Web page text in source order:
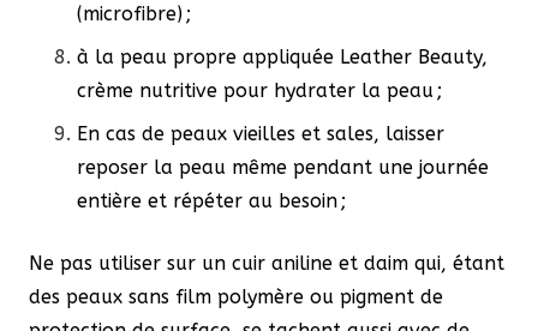
(microfibre) ;
à la peau propre appliquée Leather Beauty,
crème nutritive pour hydrater la peau ;
En cas de peaux vieilles et sales, laisser
reposer la peau même pendant une journée
entière et répéter au besoin ;
Ne pas utiliser sur un cuir aniline et daim qui, étant
des peaux sans film polymère ou pigment de